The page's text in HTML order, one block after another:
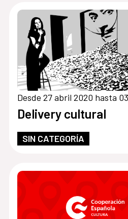
Desde 27 abril 2020 hasta
Delivery cultural
SIN CATEGORÍA